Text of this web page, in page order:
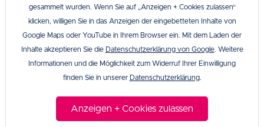
gesammelt wurden. Wenn Sie auf „Anzeigen + Cookies zulassen“
klicken, willigen Sie in das Anzeigen der eingebetteten Inhalte von
Google Maps oder YouTube in Ihrem Browser ein. Mit dem Laden der
Inhalte akzeptieren Sie die Datenschutzerklärung von Google. Weitere
Informationen und die Möglichkeit zum Widerruf Ihrer Einwilligung
finden Sie in unserer Datenschutzerklärung.
Anzeigen + Cookies zulassen